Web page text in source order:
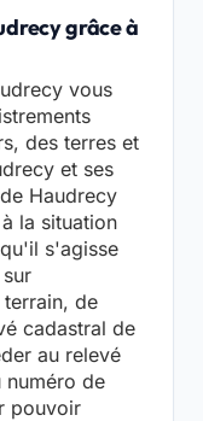
grâce à
vous
des terres et
et ses
Haudrecy
la situation
s'agisse
de
cadastral de
au relevé
numéro de
pouvoir